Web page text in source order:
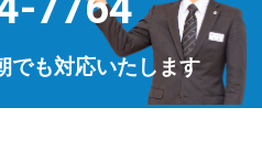
でも対応いたします